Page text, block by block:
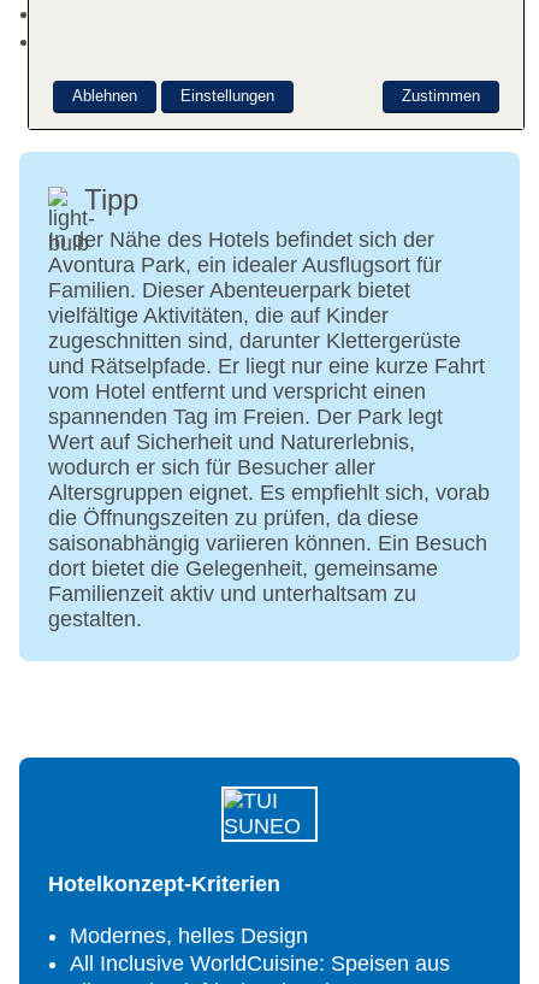
Tipp
In der Nähe des Hotels befindet sich der
Avontura Park, ein idealer Ausflugsort für
Familien. Dieser Abenteuerpark bietet
vielfältige Aktivitäten, die auf Kinder
zugeschnitten sind, darunter Klettergerüste
und Rätselpfade. Er liegt nur eine kurze Fahrt
vom Hotel entfernt und verspricht einen
spannenden Tag im Freien. Der Park legt
Wert auf Sicherheit und Naturerlebnis,
wodurch er sich für Besucher aller
Altersgruppen eignet. Es empfiehlt sich, vorab
die Öffnungszeiten zu prüfen, da diese
saisonabhängig variieren können. Ein Besuch
dort bietet die Gelegenheit, gemeinsame
Familienzeit aktiv und unterhaltsam zu
gestalten.
Hotelkonzept-Kriterien
Modernes, helles Design
All Inclusive WorldCuisine: Speisen aus
Zustimmen
Ablehnen Einstellungen